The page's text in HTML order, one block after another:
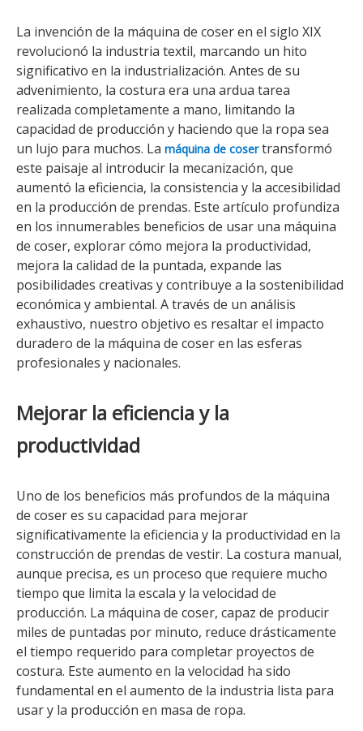
La invención de la máquina de coser en el siglo XIX
revolucionó la industria textil, marcando un hito
significativo en la industrialización. Antes de su
advenimiento, la costura era una ardua tarea
realizada completamente a mano, limitando la
capacidad de producción y haciendo que la ropa sea
un lujo para muchos. La máquina de cosertransformó
este paisaje al introducir la mecanización, que
aumentó la eficiencia, la consistencia y la accesibilidad
en la producción de prendas. Este artículo profundiza
en los innumerables beneficios de usar una máquina
de coser, explorar cómo mejora la productividad,
mejora la calidad de la puntada, expande las
posibilidades creativas y contribuye a la sostenibilidad
económica y ambiental. A través de un análisis
exhaustivo, nuestro objetivo es resaltar el impacto
duradero de la máquina de coser en las esferas
profesionales y nacionales.
Mejorar la eficiencia y la
productividad
Uno de los beneficios más profundos de la máquina
de coser es su capacidad para mejorar
significativamente la eficiencia y la productividad en la
construcción de prendas de vestir. La costura manual,
aunque precisa, es un proceso que requiere mucho
tiempo que limita la escala y la velocidad de
producción. La máquina de coser, capaz de producir
miles de puntadas por minuto, reduce drásticamente
el tiempo requerido para completar proyectos de
costura. Este aumento en la velocidad ha sido
fundamental en el aumento de la industria lista para
usar y la producción en masa de ropa.